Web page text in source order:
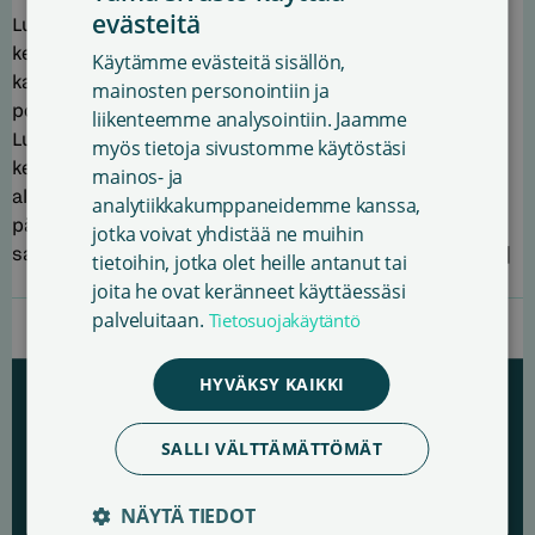
Luovat laineilla -verkostoitumistilaisuudessa 10.6.
keskusteltiin uunituoreesta luovan talouden
kasvustrategiasta ja siitä, millaisin keinoin luovien alojen
potentiaali saataisiin Suomessa paremmin käyttöön.
Luovat laineilla -risteily järjestettiin tänä vuonna neljättä
kertaa, myös Sanasto oli jälleen mukana. Noin 70 luovan
alan tekijää ja järjestövaikuttajaa kokoontui yhdessä
päättäjien kanssa pohtimaan, miten luovan alan talous
saadaan kasvuun Suomessa. Luovat laineilla -risteilyllä […]
Sanasto
SWEDISH
evästeitä
Käytämme evästeitä sisällön,
mainosten personointiin ja
liikenteemme analysointiin. Jaamme
myös tietoja sivustomme käytöstäsi
mainos- ja
analytiikkakumppaneidemme kanssa,
jotka voivat yhdistää ne muihin
tietoihin, jotka olet heille antanut tai
joita he ovat keränneet käyttäessäsi
palveluitaan. Tietosuojakäytäntö
HYVÄKSY KAIKKI
SALLI VÄLTTÄMÄTTÖMÄT
NÄYTÄ TIEDOT